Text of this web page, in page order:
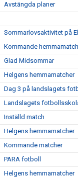
Avstängda planer
Sommarlovsaktivitet på
Kommande
Glad Midsommar
Helgens hemmamatcher
Dag 3 på landslagets
Landslagets
Inställd match
Helgens hemmamatcher
Kommande matcher
PARA fotboll
Helgens hemmamatcher